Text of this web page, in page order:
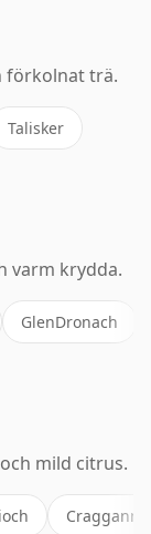
förkolnat trä.
Talisker
varm krydda.
GlenDronach
mild citrus.